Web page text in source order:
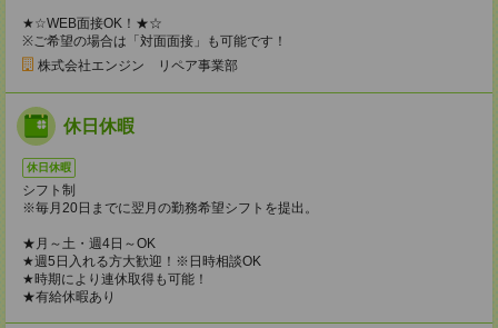
★☆WEB面接OK！★☆
※ご希望の場合は「対面面接」も可能です！
株式会社エンジン リペア事業部
休日休暇
休日休暇
シフト制
※毎月20日までに翌月の勤務希望シフトを提出。
★月～土・週4日～OK
★週5日入れる方大歓迎！※日時相談OK
★時期により連休取得も可能！
★有給休暇あり